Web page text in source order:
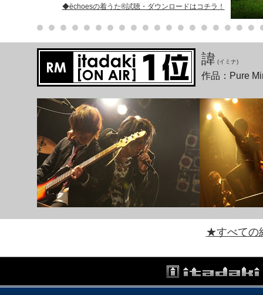
◆ёchoesの着うた®試聴・ダウンロードはコチラ！
諱 (イミナ)
作品：Pure
★すべての